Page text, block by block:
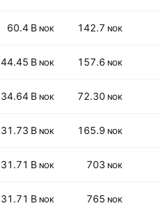
60.4 B NOK 142.7 NOK
44.45 B NOK 157.6 NOK
34.64 B NOK 72.30 NOK
31.73 B NOK 165.9 NOK
31.71 B NOK 703 NOK
31.71 B NOK 765 NOK